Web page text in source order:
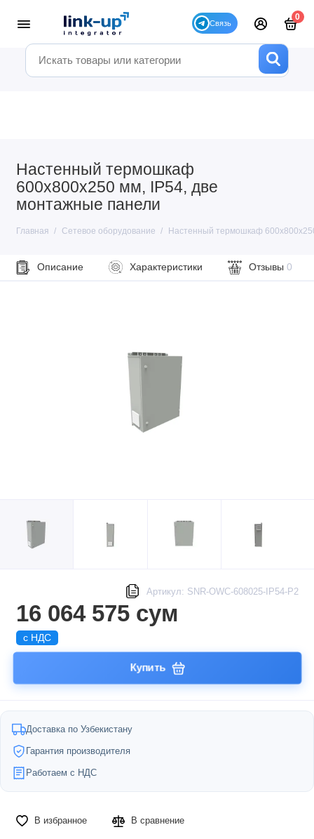
0
Настенный термошкаф
600x800x250 мм, IP54, две
монтажные панели
Главная Сетевое оборудование Настенный термошкаф
Описание Характеристики Отзывы 0
Артикул: SNR-OWC-608025-IP54-P2
16 064 575 сум
с НДС
Купить
Доставка по Узбекистану
Гарантия производителя
Работаем с НДС
В избранное В сравнение